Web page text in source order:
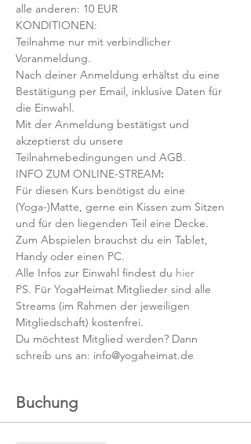
alle anderen: 10 EUR
KONDITIONEN:
Teilnahme nur mit verbindlicher
Voranmeldung.
Nach deiner Anmeldung erhältst du eine
Bestätigung per Email, inklusive Daten für
die Einwahl.
Mit der Anmeldung bestätigst und
akzeptierst du unsere
Teilnahmebedingungen und AGB.
INFO ZUM ONLINE-STREAM:
Für diesen Kurs benötigst du eine
(Yoga-)Matte, gerne ein Kissen zum Sitzen
und für den liegenden Teil eine Decke.
Zum Abspielen brauchst du ein Tablet,
Handy oder einen PC.
Alle Infos zur Einwahl findest du hier
PS. Für YogaHeimat Mitglieder sind alle
Streams (im Rahmen der jeweiligen
Mitgliedschaft) kostenfrei.
Du möchtest Mitglied werden? Dann
schreib uns an: info@yogaheimat.de
Buchung